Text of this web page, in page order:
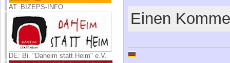
AT: BIZEPS-INFO
DE: Bi. "Daheim statt Heim" e.V.
Einen